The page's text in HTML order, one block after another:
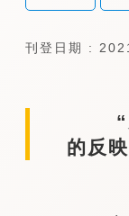
刊登日期 :
“夫
的反映